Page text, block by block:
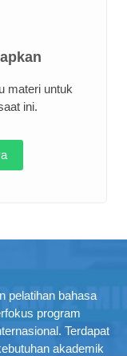
materi untuk
ini.
pelatihan bahasa
program
Terdapat
akademik